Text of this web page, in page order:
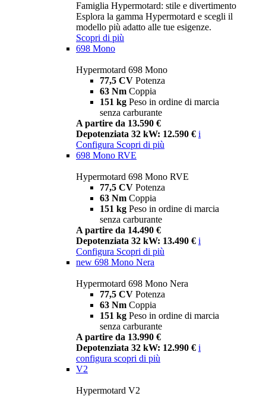
Famiglia Hypermotard: stile e divertimento
Esplora la gamma Hypermotard e scegli il
modello più adatto alle tue esigenze.
Scopri di più
698 Mono
Hypermotard 698 Mono
77,5 CV Potenza
63 Nm Coppia
151 kg Peso in ordine di marcia
senza carburante
A partire da 13.590 €
Depotenziata 32 kW: 12.590 € i
Configura Scopri di più
698 Mono RVE
Hypermotard 698 Mono RVE
77,5 CV Potenza
63 Nm Coppia
151 kg Peso in ordine di marcia
senza carburante
A partire da 14.490 €
Depotenziata 32 kW: 13.490 € i
Configura Scopri di più
new 698 Mono Nera
Hypermotard 698 Mono Nera
77,5 CV Potenza
63 Nm Coppia
151 kg Peso in ordine di marcia
senza carburante
A partire da 13.990 €
Depotenziata 32 kW: 12.990 € i
configura scopri di più
V2
Hypermotard V2